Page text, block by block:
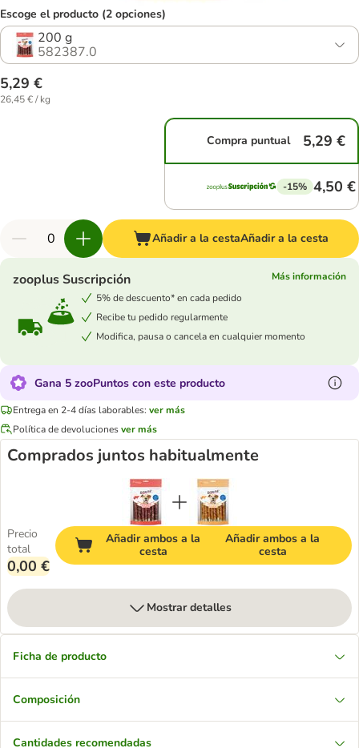
Escoge el producto (2 opciones)
200 g
582387.0
5,29 €
26,45 € / kg
Compra puntual 5,29 €
-15% 4,50 €
Añadir a la cestaAñadir a la cesta
zooplus Suscripción
Más información
5% de descuento* en cada pedido
Recibe tu pedido regularmente
Modifica, pausa o cancela en cualquier momento
Gana 5 zooPuntos con este producto
Entrega en 2-4 días laborables: ver más
Política de devolucionesver más
Comprados juntos habitualmente
Precio
total
0,00 €
Añadir ambos a la
cesta
Añadir ambos a la
cesta
Mostrar detalles
Ficha de producto
Composición
Cantidades recomendadas